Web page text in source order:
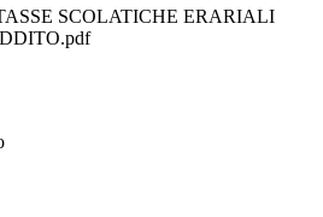
SCOLATICHE ERARIALI